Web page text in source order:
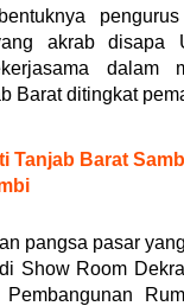
akrab disapa
dalam
Barat ditingkat
Tanjab Barat
pangsa pasar
Show Room